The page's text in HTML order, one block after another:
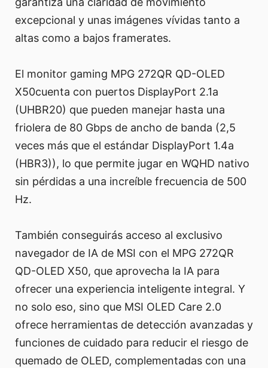
excepcional y unas imágenes vívidas tanto a
altas como a bajos framerates.
El monitor gaming MPG 272QR QD-OLED
X50cuenta con puertos DisplayPort 2.1a
(UHBR20) que pueden manejar hasta una
friolera de 80 Gbps de ancho de banda (2,5
veces más que el estándar DisplayPort 1.4a
(HBR3)), lo que permite jugar en WQHD nativo
sin pérdidas a una increíble frecuencia de 500
Hz.
También conseguirás acceso al exclusivo
navegador de IA de MSI con el MPG 272QR
QD-OLED X50, que aprovecha la IA para
ofrecer una experiencia inteligente integral. Y
no solo eso, sino que MSI OLED Care 2.0
ofrece herramientas de detección avanzadas y
funciones de cuidado para reducir el riesgo de
quemado de OLED, complementadas con una